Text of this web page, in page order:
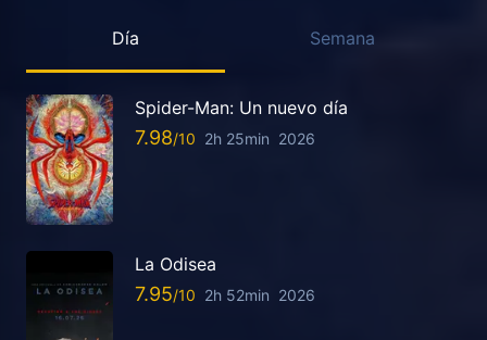
Día Semana
Spider-Man: Un nuevo día
7.98 2h 25min 2026
La Odisea
7.95 2h 52min 2026